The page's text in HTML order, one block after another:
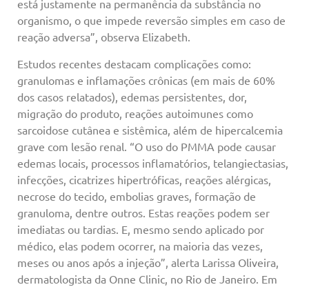
está justamente na permanência da substância no
organismo, o que impede reversão simples em caso de
reação adversa”, observa Elizabeth.
Estudos recentes destacam complicações como:
granulomas e inflamações crônicas (em mais de 60%
dos casos relatados), edemas persistentes, dor,
migração do produto, reações autoimunes como
sarcoidose cutânea e sistêmica, além de hipercalcemia
grave com lesão renal. “O uso do PMMA pode causar
edemas locais, processos inflamatórios, telangiectasias,
infecções, cicatrizes hipertróficas, reações alérgicas,
necrose do tecido, embolias graves, formação de
granuloma, dentre outros. Estas reações podem ser
imediatas ou tardias. E, mesmo sendo aplicado por
médico, elas podem ocorrer, na maioria das vezes,
meses ou anos após a injeção”, alerta Larissa Oliveira,
dermatologista da Onne Clinic, no Rio de Janeiro. Em